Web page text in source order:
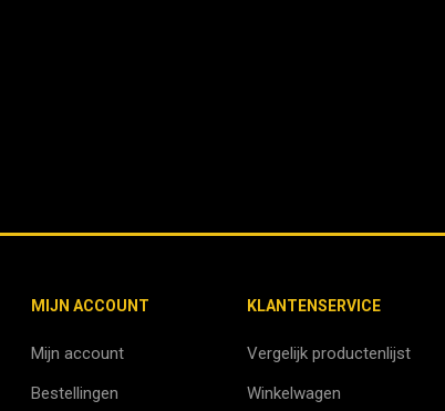
MIJN ACCOUNT
Mijn account
Bestellingen
KLANTENSERVICE
Vergelijk productenlijst
Winkelwagen